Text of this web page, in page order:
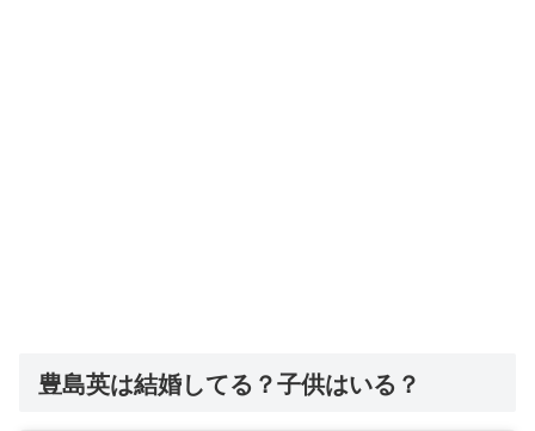
豊島英は結婚してる？子供はいる？